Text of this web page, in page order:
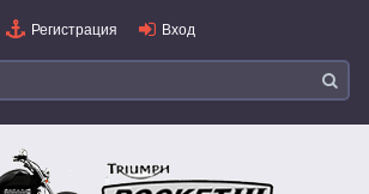
Регистрация Вход